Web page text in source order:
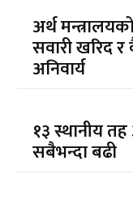
अर्थ
सवारी खरिद
अनिवार्य
१३ स्थानीय
सबैभन्दा बढी